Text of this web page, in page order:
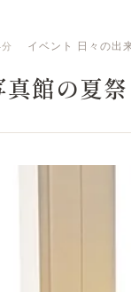
グイベント 日々の出
真館の夏